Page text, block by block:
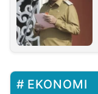
EKONOMI